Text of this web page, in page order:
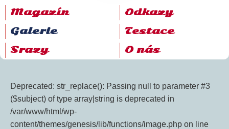
Magazín
Galerie
Srazy
Odkazy
Testace
O nás
Deprecated: str_replace(): Passing null to parameter #3
($subject) of type array|string is deprecated in
/var/www/html/wp-
content/themes/genesis/lib/functions/image.php on line